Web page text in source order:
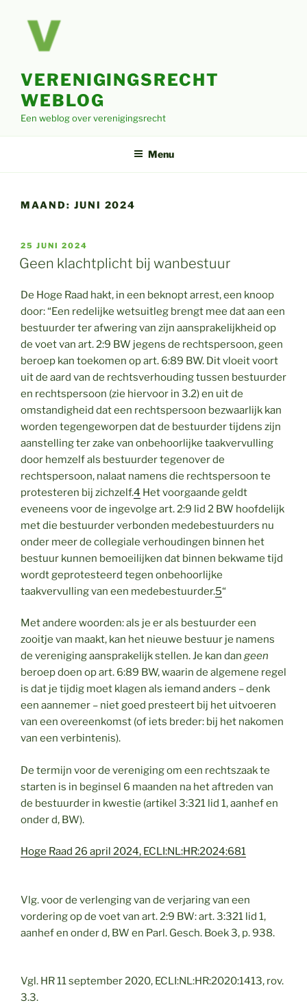
VERENIGINGSRECHT
WEBLOG
Een weblog over verenigingsrecht
Menu
MAAND: JUNI 2024
GEPLAATST
OP
25 JUNI 2024
Geen klachtplicht bij wanbestuur
De Hoge Raad hakt, in een beknopt arrest, een knoop
door: “Een redelijke wetsuitleg brengt mee dat aan een
bestuurder ter afwering van zijn aansprakelijkheid op
de voet van art. 2:9 BW jegens de rechtspersoon, geen
beroep kan toekomen op art. 6:89 BW. Dit vloeit voort
uit de aard van de rechtsverhouding tussen bestuurder
en rechtspersoon (zie hiervoor in 3.2) en uit de
omstandigheid dat een rechtspersoon bezwaarlijk kan
worden tegengeworpen dat de bestuurder tijdens zijn
aanstelling ter zake van onbehoorlijke taakvervulling
door hemzelf als bestuurder tegenover de
rechtspersoon, nalaat namens die rechtspersoon te
protesteren bij zichzelf.4 Het voorgaande geldt
eveneens voor de ingevolge art. 2:9 lid 2 BW hoofdelijk
met die bestuurder verbonden medebestuurders nu
onder meer de collegiale verhoudingen binnen het
bestuur kunnen bemoeilijken dat binnen bekwame tijd
wordt geprotesteerd tegen onbehoorlijke
taakvervulling van een medebestuurder.5“
Met andere woorden: als je er als bestuurder een
zooitje van maakt, kan het nieuwe bestuur je namens
de vereniging aansprakelijk stellen. Je kan dan geen
beroep doen op art. 6:89 BW, waarin de algemene regel
is dat je tijdig moet klagen als iemand anders – denk
een aannemer – niet goed presteert bij het uitvoeren
van een overeenkomst (of iets breder: bij het nakomen
van een verbintenis).
De termijn voor de vereniging om een rechtszaak te
starten is in beginsel 6 maanden na het aftreden van
de bestuurder in kwestie (artikel 3:321 lid 1, aanhef en
onder d, BW).
Hoge Raad 26 april 2024, ECLI:NL:HR:2024:681
Vlg. voor de verlenging van de verjaring van een
vordering op de voet van art. 2:9 BW: art. 3:321 lid 1,
aanhef en onder d, BW en Parl. Gesch. Boek 3, p. 938.
Vgl. HR 11 september 2020, ECLI:NL:HR:2020:1413, rov.
3.3.